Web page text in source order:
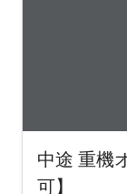
中途 重機
可】